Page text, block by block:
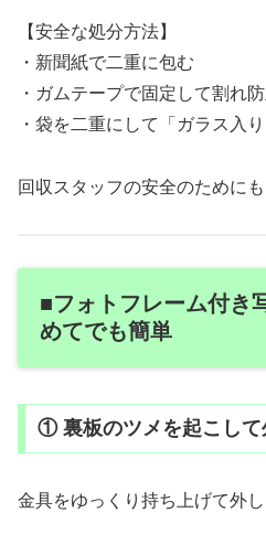
【安全な処分方法】
・新聞紙で二重に包む
・ガムテープで固定して割れ
・袋を二重にして「ガラス入
回収スタッフの安全のために
■フォトフレーム付き
めてでも簡単
① 裏板のツメを起こして
金具をゆっくり持ち上げて外し